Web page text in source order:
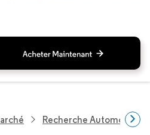
Recherche Automobile